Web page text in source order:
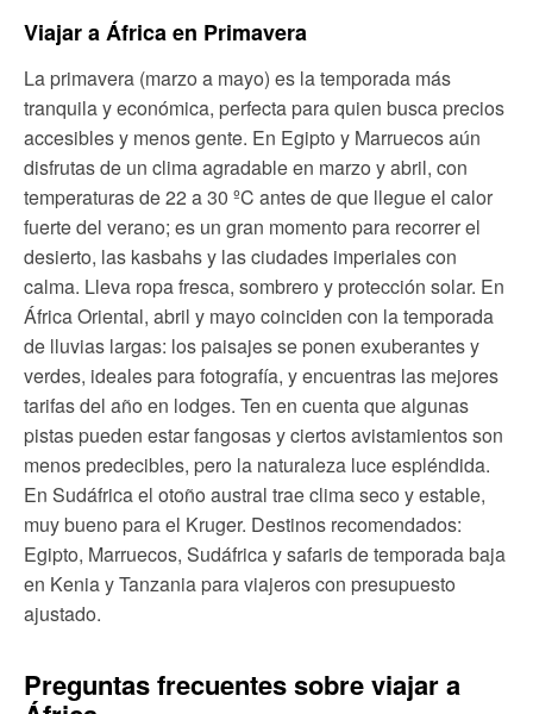
Viajar a África en Primavera
La primavera (marzo a mayo) es la temporada más
tranquila y económica, perfecta para quien busca precios
accesibles y menos gente. En Egipto y Marruecos aún
disfrutas de un clima agradable en marzo y abril, con
temperaturas de 22 a 30 ºC antes de que llegue el calor
fuerte del verano; es un gran momento para recorrer el
desierto, las kasbahs y las ciudades imperiales con
calma. Lleva ropa fresca, sombrero y protección solar. En
África Oriental, abril y mayo coinciden con la temporada
de lluvias largas: los paisajes se ponen exuberantes y
verdes, ideales para fotografía, y encuentras las mejores
tarifas del año en lodges. Ten en cuenta que algunas
pistas pueden estar fangosas y ciertos avistamientos son
menos predecibles, pero la naturaleza luce espléndida.
En Sudáfrica el otoño austral trae clima seco y estable,
muy bueno para el Kruger. Destinos recomendados:
Egipto, Marruecos, Sudáfrica y safaris de temporada baja
en Kenia y Tanzania para viajeros con presupuesto
ajustado.
Preguntas frecuentes sobre viajar a